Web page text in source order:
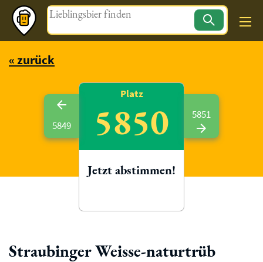
Magazin
« zurück
Straubinger Weisse-naturtrüb
5849
Platz
5850
Jetzt abstimmen!
5851